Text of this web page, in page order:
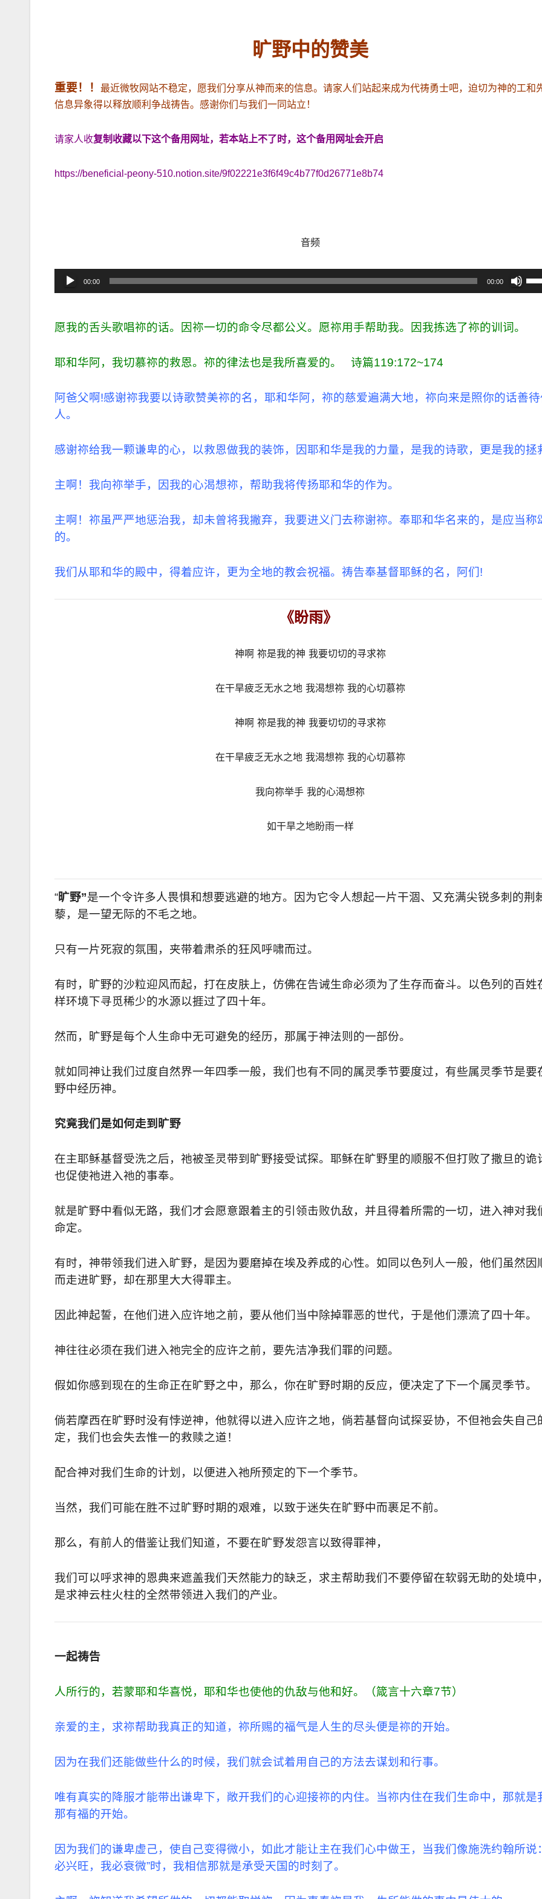
旷野中的赞美
重要！！ 最近微牧网站不稳定，愿我们分享从神而来的信息。 请家人们站起来成为代祷勇士吧，迫切为神的工和
信息异象得以释放顺利争战祷告。感谢你们与我们一同站立！
请家人收复制收藏以下这个备用网址，若本站上不了时，这个备用网址会开启
https://beneficial-peony-510.notion.site/9f02221e3f6f49c4b77f0d26771e8b74
音频
频
放
00:00 00:00
使
用
键
或
量
愿我的舌头歌唱祢的话。因祢一切的命令尽都公义。愿祢用手帮助我。因我拣选了祢的训词。
耶和华阿，我切慕祢的救恩。祢的律法也是我所喜爱的。 诗篇119:172~174
阿爸父啊!感谢祢我要以诗歌赞美祢的名，耶和华阿，祢的慈爱遍满大地，祢向来是照你的话善待
人。
感谢祢给我一颗谦卑的心，以救恩做我的装饰，因耶和华是我的力量，是我的诗歌，更是我的拯
主啊！我向祢举手，因我的心渴想祢，帮助我将传扬耶和华的作为。
主啊！祢虽严严地惩治我，却未曾将我撇弃，我要进义门去称谢祢。奉耶和华名来的，是应当称
的。
我们从耶和华的殿中，得着应许，更为全地的教会祝福。祷告奉基督耶稣的名，阿们!
《盼雨》
神啊 祢是我的神 我要切切的寻求祢
在干旱疲乏无水之地 我渴想祢 我的心切慕祢
神啊 祢是我的神 我要切切的寻求祢
在干旱疲乏无水之地 我渴想祢 我的心切慕祢
我向祢举手 我的心渴想祢
如干旱之地盼雨一样
“旷野”是一个令许多人畏惧和想要逃避的地方。因为它令人想起一片干涸、又充满尖锐多刺的荆
藜，是一望无际的不毛之地。
只有一片死寂的氛围，夹带着肃杀的狂风呼啸而过。
有时，旷野的沙粒迎风而起，打在皮肤上，仿佛在告诫生命必须为了生存而奋斗。以色列的百姓
样环境下寻觅稀少的水源以捱过了四十年。
然而，旷野是每个人生命中无可避免的经历，那属于神法则的一部份。
就如同神让我们过度自然界一年四季一般，我们也有不同的属灵季节要度过，有些属灵季节是要
野中经历神。
究竟我们是如何走到旷野
在主耶稣基督受洗之后，祂被圣灵带到旷野接受试探。耶稣在旷野里的顺服不但打败了撒旦的诡
也促使祂进入祂的事奉。
就是旷野中看似无路，我们才会愿意跟着主的引领击败仇敌，并且得着所需的一切，进入神对我
命定。
有时，神带领我们进入旷野，是因为要磨掉在埃及养成的心性。如同以色列人一般，他们虽然因
而走进旷野，却在那里大大得罪主。
因此神起誓，在他们进入应许地之前，要从他们当中除掉罪恶的世代，于是他们漂流了四十年。
神往往必须在我们进入祂完全的应许之前，要先洁净我们罪的问题。
假如你感到现在的生命正在旷野之中，那么，你在旷野时期的反应，便决定了下一个属灵季节。
倘若摩西在旷野时没有悖逆神，他就得以进入应许之地，倘若基督向试探妥协，不但祂会失自己
定，我们也会失去惟一的救赎之道！
配合神对我们生命的计划，以便进入祂所预定的下一个季节。
当然，我们可能在胜不过旷野时期的艰难，以致于迷失在旷野中而裹足不前。
那么，有前人的借鉴让我们知道，不要在旷野发怨言以致得罪神，
我们可以呼求神的恩典来遮盖我们天然能力的缺乏，求主帮助我们不要停留在软弱无助的处境中
是求神云柱火柱的全然带领进入我们的产业。
一起祷告
人所行的，若蒙耶和华喜悦，耶和华也使他的仇敌与他和好。（箴言十六章7节）
亲爱的主，求祢帮助我真正的知道，祢所赐的福气是人生的尽头便是祢的开始。
因为在我们还能做些什么的时候，我们就会试着用自己的方法去谋划和行事。
唯有真实的降服才能带出谦卑下，敞开我们的心迎接祢的内住。当祢内住在我们生命中，那就是
那有福的开始。
因为我们的谦卑虚己，使自己变得微小，如此才能让主在我们心中做王，当我们像施洗约翰所说
必兴旺，我必衰微”时，我相信那就是承受天国的时刻了。